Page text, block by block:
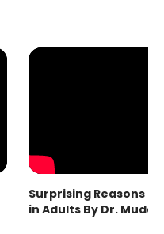
Surprising Reasons
in Adults By Dr.